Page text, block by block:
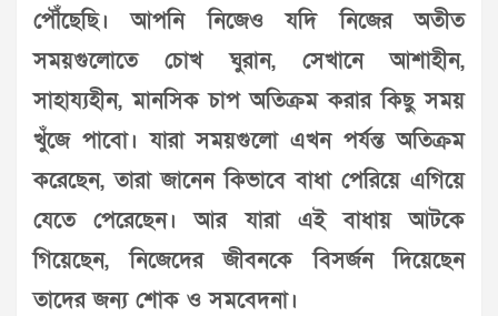
পৌঁছেছি। আপনি নিজেও যদি নিজের অতীত
সময়গুলোতে চোখ ঘুরান, সেখানে আশাহীন,
সাহায্যহীন, মানসিক চাপ অতিক্রম করার কিছু সময়
খুঁজে পাবো। যারা সময়গুলো এখন পর্যন্ত অতিক্রম
করেছেন, তারা জানেন কিভাবে বাধা পেরিয়ে এগিয়ে
যেতে পেরেছেন। আর যারা এই বাধায় আটকে
গিয়েছেন, নিজেদের জীবনকে বিসর্জন দিয়েছেন
তাদের জন্য শোক ও সমবেদনা।